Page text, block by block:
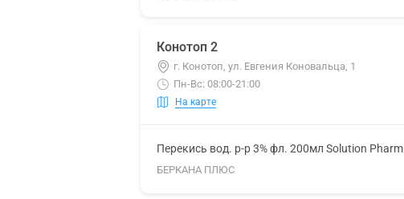
Конотоп 2
г. Конотоп, ул. Евгения Коновальца, 1
Пн-Вс: 08:00-21:00
На карте
Перекись вод. р-р 3% фл. 200мл Solution Pharm
БЕРКАНА ПЛЮС